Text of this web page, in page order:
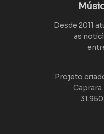
Desde 2011
as
Projeto